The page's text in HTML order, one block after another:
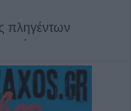
πληγέντων
του